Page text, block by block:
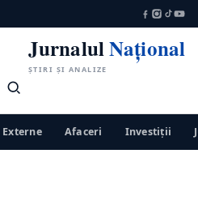
JurnalulNațional
ȘTIRI ȘI ANALIZE
Externe Afaceri Investiții